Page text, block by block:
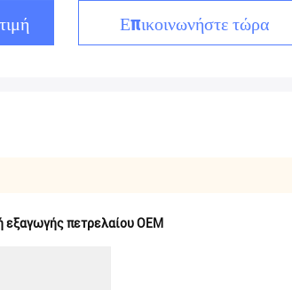
Επικοινωνήστε τώρα
εξαγωγής πετρελαίου OEM